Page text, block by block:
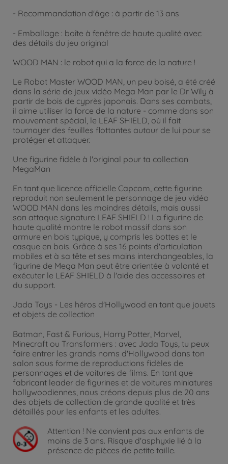
- Recommandation d'âge : à partir de 13 ans
- Emballage : boîte à fenêtre de haute qualité avec
des détails du jeu original
WOOD MAN : le robot qui a la force de la nature !
Le Robot Master WOOD MAN, un peu boisé, a été créé
dans la série de jeux vidéo Mega Man par le Dr Wily à
partir de bois de cyprès japonais. Dans ses combats,
il aime utiliser la force de la nature - comme dans son
mouvement spécial, le LEAF SHIELD, où il fait
tournoyer des feuilles flottantes autour de lui pour se
protéger et attaquer.
Une figurine fidèle à l'original pour ta collection
MegaMan
En tant que licence officielle Capcom, cette figurine
reproduit non seulement le personnage de jeu vidéo
WOOD MAN dans les moindres détails, mais aussi
son attaque signature LEAF SHIELD ! La figurine de
haute qualité montre le robot massif dans son
armure en bois typique, y compris les bottes et le
casque en bois. Grâce à ses 16 points d'articulation
mobiles et à sa tête et ses mains interchangeables, la
figurine de Mega Man peut être orientée à volonté et
exécuter le LEAF SHIELD à l'aide des accessoires et
du support.
Jada Toys - Les héros d'Hollywood en tant que jouets
et objets de collection
Batman, Fast & Furious, Harry Potter, Marvel,
Minecraft ou Transformers : avec Jada Toys, tu peux
faire entrer les grands noms d'Hollywood dans ton
salon sous forme de reproductions fidèles de
personnages et de voitures de films. En tant que
fabricant leader de figurines et de voitures miniatures
hollywoodiennes, nous créons depuis plus de 20 ans
des objets de collection de grande qualité et très
détaillés pour les enfants et les adultes.
Attention ! Ne convient pas aux enfants de
moins de 3 ans. Risque d'asphyxie lié à la
présence de pièces de petite taille.